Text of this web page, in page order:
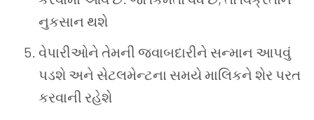
નુકસાન થશે
વેપારીઓને તેમની જવાબદારીને સન્માન આપવું
પડશે અને સેટલમેન્ટના સમયે માલિકને શેર પરત
કરવાની રહેશે